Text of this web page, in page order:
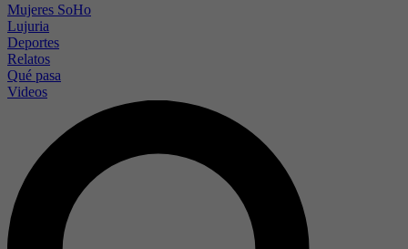
Mujeres SoHo
Lujuria
Deportes
Relatos
Qué pasa
Videos